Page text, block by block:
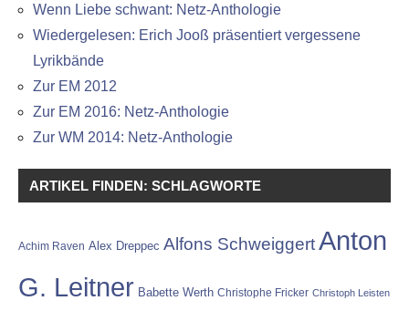
Wenn Liebe schwant: Netz-Anthologie
Wiedergelesen: Erich Jooß präsentiert vergessene
Lyrikbände
Zur EM 2012
Zur EM 2016: Netz-Anthologie
Zur WM 2014: Netz-Anthologie
ARTIKEL FINDEN: SCHLAGWORTE
Achim Raven Alex Dreppec Alfons SchweiggertAnton
G. Leitner Babette Werth Christophe Fricker Christoph Leisten